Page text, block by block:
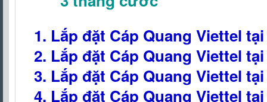
1. Lắp đặt Cáp Quang Viettel
2. Lắp đặt Cáp Quang Viettel
3. Lắp đặt Cáp Quang Viettel
4. Lắp đặt Cáp Quang Viettel